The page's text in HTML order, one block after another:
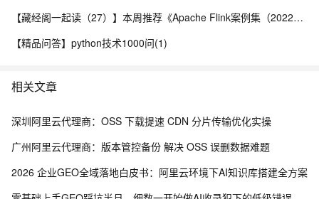
【藏经阁一起读（27）】本周推荐《Apache Flink案例集（2022版）》，你有哪些心得？
【精品问答】python技术1000问(1)
相关文章
深圳阿里云代理商：OSS 下载提速 CDN 分片传输优化实操
广州阿里云代理商：版本管控备份 解决 OSS 误删数据难题
2026 企业GEO全域落地白皮书：阿里云环境下AI知识库搭建全方案